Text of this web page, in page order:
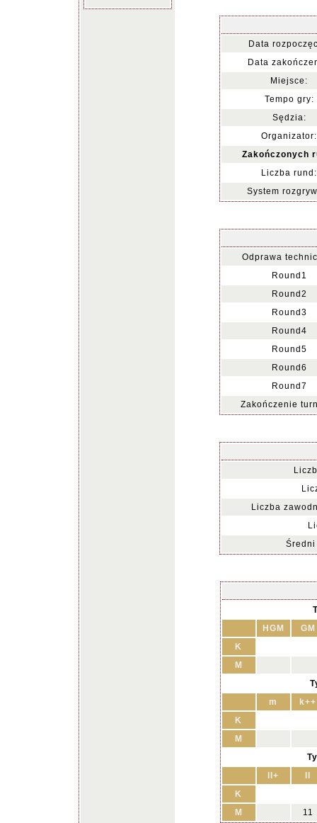
Data
Data
Miejsce:
Tempo gry:
Sędzia:
Organizator:
Zakończonych
Liczba rund:
System
Odprawa
Round1
Round2
Round3
Round4
Round5
Round6
Round7
Zakończenie
Liczba
HGM
GM
K
M
m
k++
K
M
II+
K
M
11